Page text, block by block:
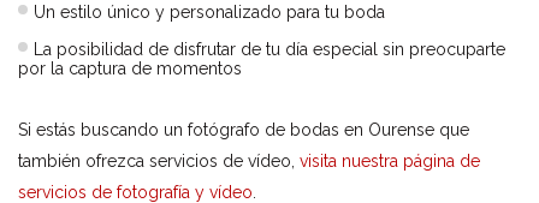
Un estilo único y personalizado para tu boda
La posibilidad de disfrutar de tu día especial sin preocuparte
por la captura de momentos
Si estás buscando un fotógrafo de bodas en Ourense que
también ofrezca servicios de vídeo, visita nuestra página de
servicios de fotografía y vídeo